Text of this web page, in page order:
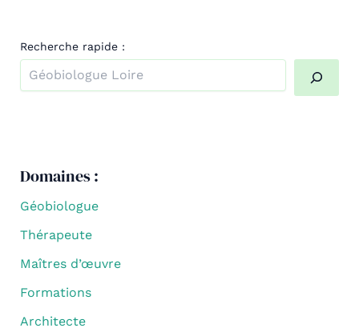
Recherche rapide :
Domaines :
Géobiologue
Thérapeute
Maîtres d’œuvre
Formations
Architecte